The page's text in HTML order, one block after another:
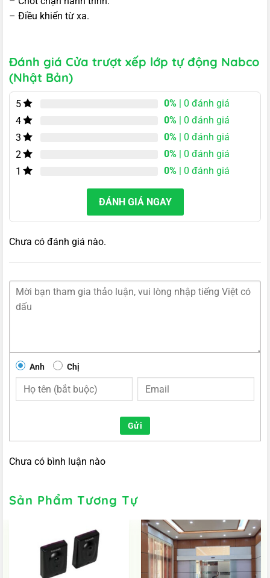
– Điều khiển từ xa.
Đánh giá Cửa trượt xếp lớp tự động Nabco
(Nhật Bản)
5 0% | 0 đánh giá
4
0% | 0 đánh giá
3
0% | 0 đánh giá
2
0% | 0 đánh giá
1
0% | 0 đánh giá
ĐÁNH GIÁ NGAY
Chưa có đánh giá nào.
Anh Chị
Gửi
Chưa có bình luận nào
Sản Phẩm Tương Tự